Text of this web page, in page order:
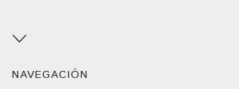
NAVEGACIÓN